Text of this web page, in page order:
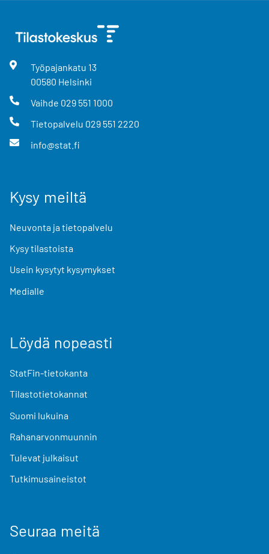
Työpajankatu 13
00580 Helsinki
Vaihde 029 551 1000
Tietopalvelu 029 551 2220
info@stat.fi
Kysy meiltä
Neuvonta ja tietopalvelu
Kysy tilastoista
Usein kysytyt kysymykset
Medialle
Löydä nopeasti
StatFin-tietokanta
Tilastotietokannat
Suomi lukuina
Rahanarvonmuunnin
Tulevat julkaisut
Tutkimusaineistot
Seuraa meitä